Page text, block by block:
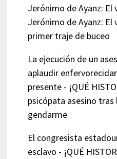
Jerónimo de Ayanz: El
Jerónimo de Ayanz:
primer traje de buceo
La ejecución de un
aplaudir
presente - ¡QUÉ
psicópata asesino
gendarme
El congresista
esclavo - ¡QUÉ